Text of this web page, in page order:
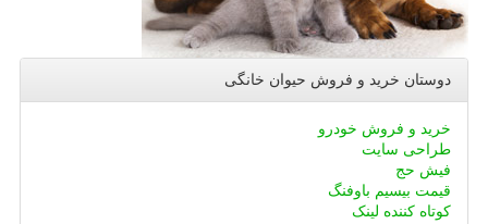
دوستان خرید و فروش حیوان خانگی
خرید و فروش خودرو
طراحی سایت
فیش حج
قیمت بیسیم باوفنگ
کوتاه کننده لینک